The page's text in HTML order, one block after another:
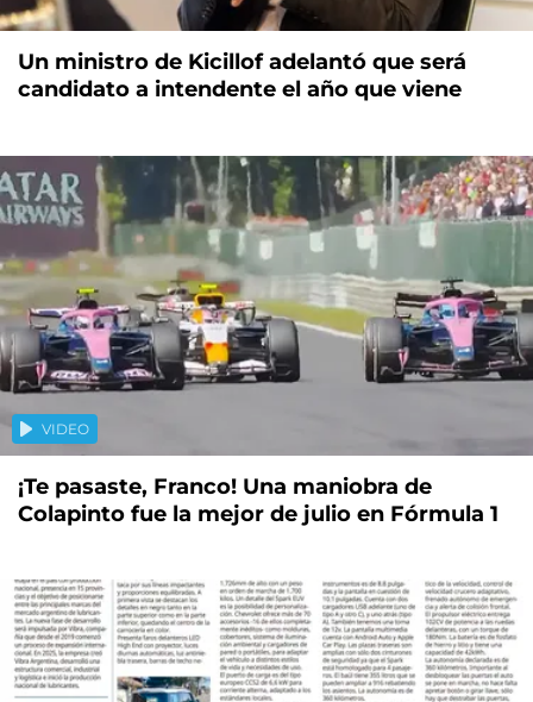
Un ministro de Kicillof adelantó que será
candidato a intendente el año que viene
VIDEO
¡Te pasaste, Franco! Una maniobra de
Colapinto fue la mejor de julio en Fórmula 1